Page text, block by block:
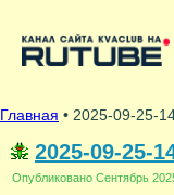
Главная • 2025-09-25-
2025-09-25-
Опубликовано Сентябрь